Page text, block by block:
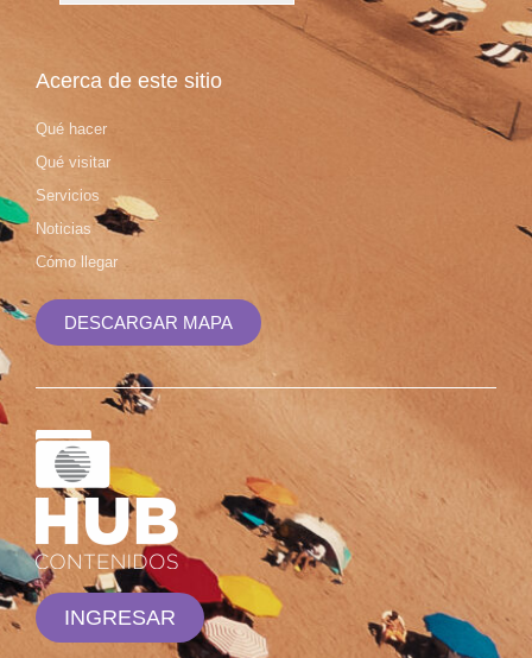
Acerca de este sitio
Qué hacer
Qué visitar
Servicios
Noticias
Cómo llegar
DESCARGAR MAPA
INGRESAR